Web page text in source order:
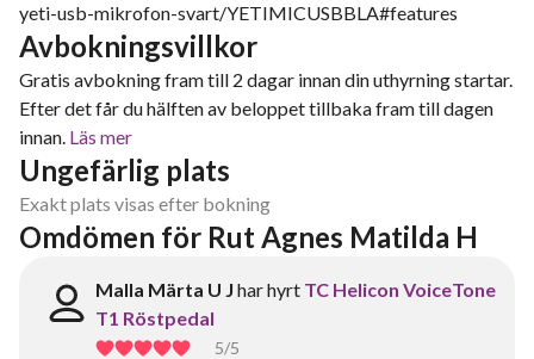
yeti-usb-mikrofon-svart/YETIMICUSBBLA#features
Avbokningsvillkor
Gratis avbokning fram till 2 dagar innan din uthyrning startar.
Efter det får du hälften av beloppet tillbaka fram till dagen
innan. Läs mer
Ungefärlig plats
Exakt plats visas efter bokning
Omdömen för Rut Agnes Matilda H
Malla Märta U J har hyrt TC Helicon VoiceTone
T1 Röstpedal
5/5